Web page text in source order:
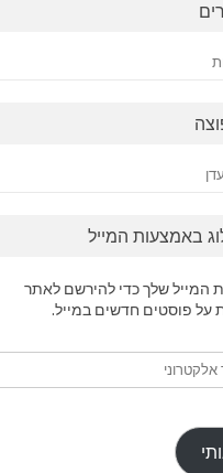
באמצעות המייל
המייל שלך כדי להירשם לאתר
על פוסטים חדשים במייל.